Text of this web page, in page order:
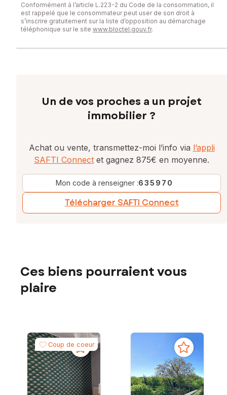
Conformément à l’article L.223-2 du Code de la consommation, il
est rappelé que le consommateur peut user de son droit à
s’inscrire gratuitement sur la liste d’opposition au démarchage
téléphonique sur le site www.bloctel.gouv.fr.
Un de vos proches a un projet
immobilier ?
Achat ou vente, transmettez-moi l’info via l’appli
SAFTI Connect et gagnez 875€ en moyenne.
Mon code à renseigner :635970
Télécharger SAFTI Connect
Ces biens pourraient vous
plaire
Coup de coeur